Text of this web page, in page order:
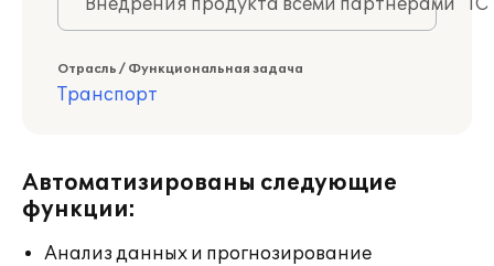
Внедрения продукта всеми партнерами
Отрасль / Функциональная задача
Транспорт
Автоматизированы следующие
функции:
Анализ данных и прогнозирование